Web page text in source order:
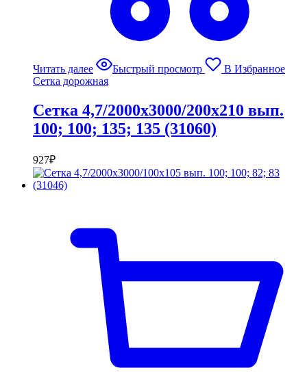
Читать далее Быстрый просмотр
В Избранное
Сетка дорожная
Сетка 4,7/2000х3000/200х210 вып.
100; 100; 135; 135 (31060)
927₽